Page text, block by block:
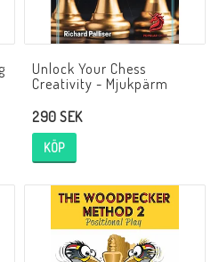
Unlock Your Chess
Creativity - Mjukpärm
290 SEK
KÖP